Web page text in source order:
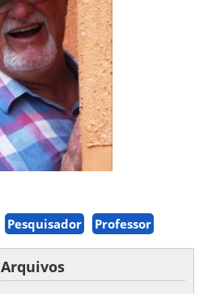
Pesquisador Professor
Arquivos